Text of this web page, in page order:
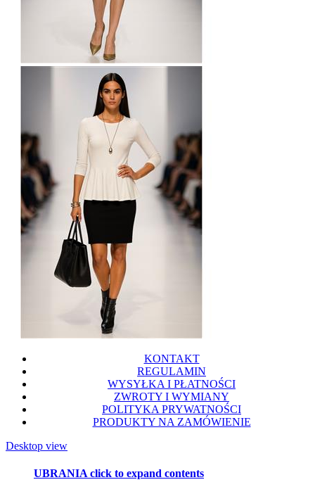
KONTAKT
REGULAMIN
WYSYŁKA I PŁATNOŚCI
ZWROTY I WYMIANY
POLITYKA PRYWATNOŚCI
PRODUKTY NA ZAMÓWIENIE
Desktop view
UBRANIAclick to expand contents